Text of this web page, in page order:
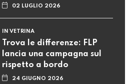
02 LUGLIO 2026
IN VETRINA
Trova le differenze: FLP
lancia una campagna sul
rispetto a bordo
24 GIUGNO 2026